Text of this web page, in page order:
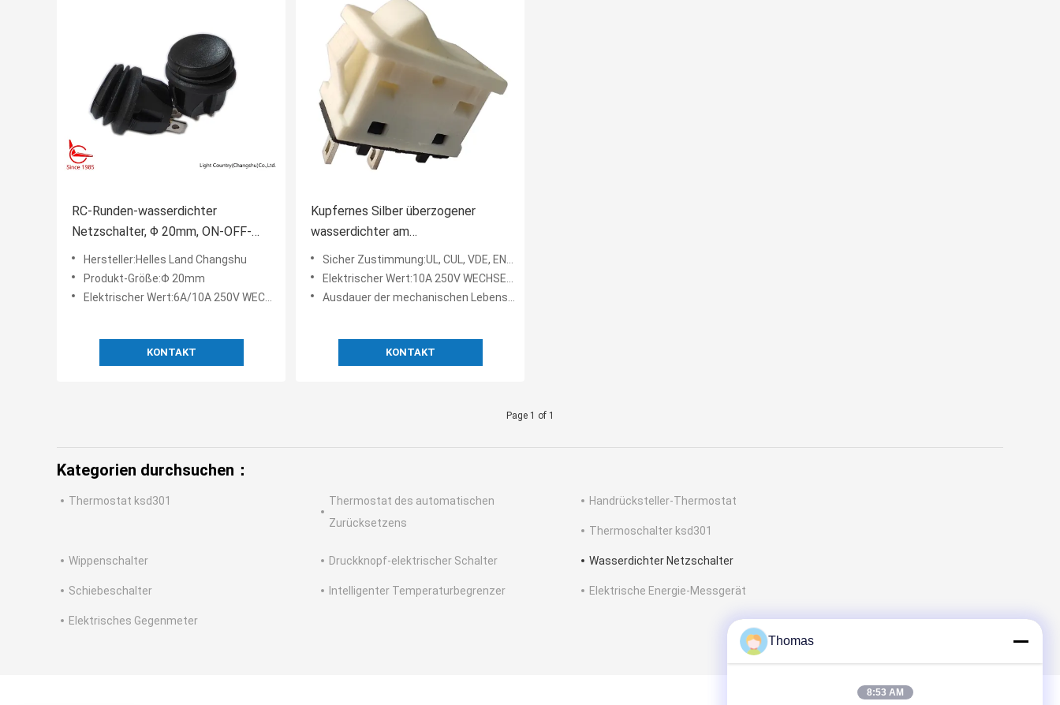
RC-Runden-wasserdichter
Netzschalter, Φ 20mm, ON-OFF-
ON, 3 Anschlüsse, UL, Vde, ENEC.
Hersteller:Helles Land Changshu
Produkt-Größe:Φ 20mm
Elektrischer Wert:6A/10A 250V WECHSELSTROM, 15A 125V WECHSELSTROM
KONTAKT
Kupfernes Silber überzogener
wasserdichter am
EndeIsolationswiderstand
>1000MΩ des Netzschalter-RAWP
Sicher Zustimmung:UL, CUL, VDE, ENEN
Elektrischer Wert:10A 250V WECHSELSTROM, 15A 125V WECHSELSTROM
Ausdauer der mechanischen Lebensdauer:30.000 Zyklen
KONTAKT
Page 1 of 1
Kategorien durchsuchen：
Thermostat ksd301
Thermostat des automatischen
Zurücksetzens
Handrücksteller-Thermostat
Thermoschalter ksd301
Wippenschalter Druckknopf-elektrischer Schalter Wasserdichter Netzschalter
Schiebeschalter Intelligenter Temperaturbegrenzer Elektrische Energie-Messgerät
Elektrisches Gegenmeter
Thomas
8:53 AM